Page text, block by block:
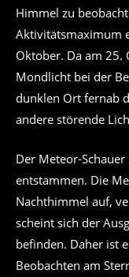
Himmel zu
Aktivitätsmaximum
Oktober. Da am 25.
Mondlicht bei der
dunklen Ort fernab
andere störende
Der Meteor-
entstammen. Die
Nachthimmel auf,
scheint sich der
befinden. Daher ist
Beobachten am